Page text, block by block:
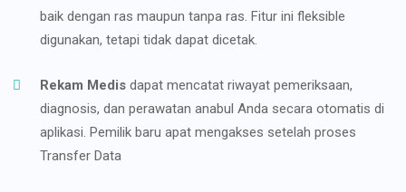
baik dengan ras maupun tanpa ras. Fitur ini fleksible
digunakan, tetapi tidak dapat dicetak.
Rekam Medis dapat mencatat riwayat pemeriksaan,
diagnosis, dan perawatan anabul Anda secara otomatis di
aplikasi. Pemilik baru apat mengakses setelah proses
Transfer Data